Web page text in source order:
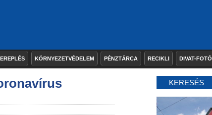
KÖRNYEZETVÉDELEM PÉNZTÁRCA RECIKLI DIVAT-FOTÓ
KERESÉS